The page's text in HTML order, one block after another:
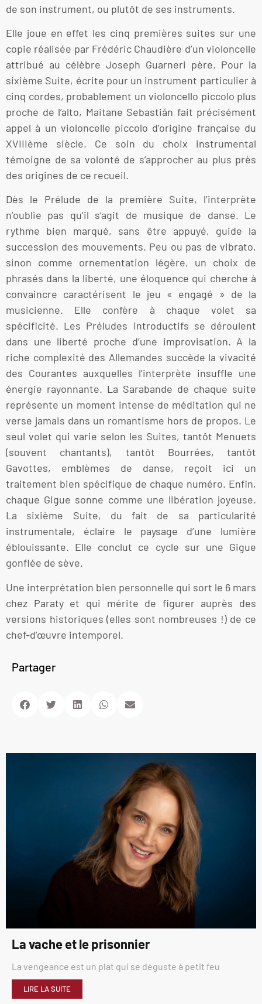
de son instrument, ou plutôt de ses instruments.
Elle joue en effet les cinq premières suites sur une
copie réalisée par Frédéric Chaudière d’un violoncelle
attribué au célèbre Joseph Guarneri père. Pour la
sixième Suite, écrite pour un instrument particulier à
cinq cordes, probablement un violoncello piccolo plus
proche de l’alto, Maitane Sebastián fait précisément
appel à un violoncelle piccolo d’origine française du
XVIIIème siècle. Ce soin du choix instrumental
témoigne de sa volonté de s’approcher au plus près
des origines de ce recueil.
Dès le Prélude de la première Suite, l’interprète
n’oublie pas qu’il s’agit de musique de danse. Le
rythme bien marqué, sans être appuyé, guide la
succession des mouvements. Peu ou pas de vibrato,
sinon comme ornementation légère, un choix de
phrasés dans la liberté, une éloquence qui cherche à
convaincre caractérisent le jeu « engagé » de la
musicienne. Elle confère à chaque volet sa
spécificité. Les Préludes introductifs se déroulent
dans une liberté proche d’une improvisation. A la
riche complexité des Allemandes succède la vivacité
des Courantes auxquelles l’interprète insuffle une
énergie rayonnante. La Sarabande de chaque suite
représente un moment intense de méditation qui ne
verse jamais dans un romantisme hors de propos. Le
seul volet qui varie selon les Suites, tantôt Menuets
(souvent chantants), tantôt Bourrées, tantôt
Gavottes, emblèmes de danse, reçoit ici un
traitement bien spécifique de chaque numéro. Enfin,
chaque Gigue sonne comme une libération joyeuse.
La sixième Suite, du fait de sa particularité
instrumentale, éclaire le paysage d’une lumière
éblouissante. Elle conclut ce cycle sur une Gigue
gonflée de sève.
Une interprétation bien personnelle qui sort le 6 mars
chez Paraty et qui mérite de figurer auprès des
versions historiques (elles sont nombreuses !) de ce
chef-d’œuvre intemporel.
Partager
La vache et le prisonnier
La vengeance est un plat qui se déguste à petit feu
LIRE LA SUITE